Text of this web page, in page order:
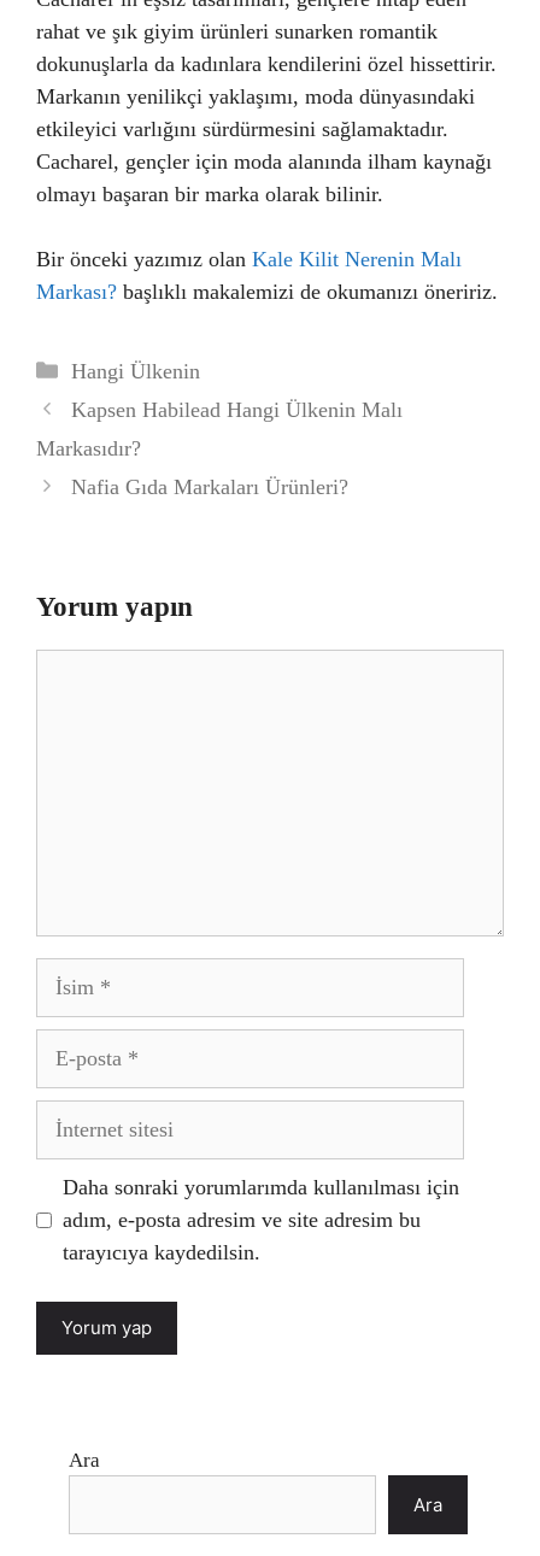
rahat ve şık giyim ürünleri sunarken romantik
dokunuşlarla da kadınlara kendilerini özel hissettirir.
Markanın yenilikçi yaklaşımı, moda dünyasındaki
etkileyici varlığını sürdürmesini sağlamaktadır.
Cacharel, gençler için moda alanında ilham kaynağı
olmayı başaran bir marka olarak bilinir.
Bir önceki yazımız olan Kale Kilit Nerenin Malı
Markası? başlıklı makalemizi de okumanızı öneririz.
Kategoriler
Hangi Ülkenin
Kapsen Habilead Hangi Ülkenin Malı
Markasıdır?
Nafia Gıda Markaları Ürünleri?
Yorum yapın
İsim
posta
İnternet
Daha sonraki yorumlarımda kullanılması için
adım, e-posta adresim ve site adresim bu
tarayıcıya kaydedilsin.
Ara
Ara